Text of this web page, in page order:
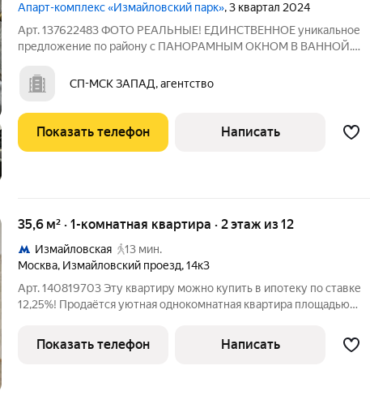
Апарт-комплекс «Измайловский парк», 3 квартал 2024
Арт. 137622483 ФОТО РЕАЛЬНЫЕ! ЕДИНСТВЕННОЕ уникальное
предложение по району с ПАНОРАМНЫМ ОКНОМ В ВАННОЙ.
апартаменты : ВИДОВАЯ евро двушка с 4 ПАНОРАМНЫМИ
ОКНАМИ 1 в гостиной 2 в спальне(угловое) 1 в
СП-МСК ЗАПАД, агентство
Показать телефон Написать
35,6 м² · 1-комнатная квартира · 2 этаж из 12
Измайловская
13 мин.
Москва, Измайловский проезд,14к3
Арт. 140819703 Эту квартиру можно купить в ипотеку по ставке
12,25%! Продаётся уютная однокомнатная квартира площадью
Квартира расположена на комфортном 2 этаже. Пару лет назад
делался
Показать телефон Написать